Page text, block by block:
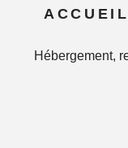
Hébergement,